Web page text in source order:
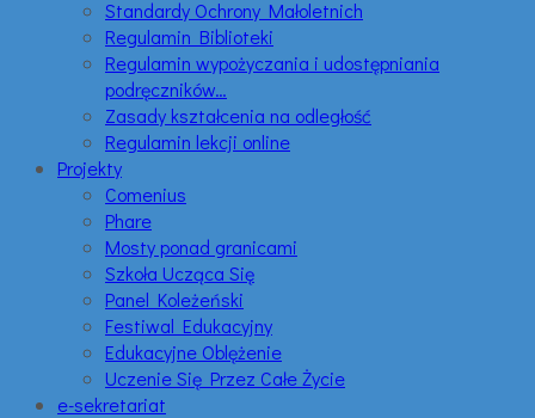
Standardy Ochrony Małoletnich
Regulamin Biblioteki
Regulamin wypożyczania i udostępniania
podręczników…
Zasady kształcenia na odległość
Regulamin lekcji online
Projekty
Comenius
Phare
Mosty ponad granicami
Szkoła Ucząca Się
Panel Koleżeński
Festiwal Edukacyjny
Edukacyjne Oblężenie
Uczenie Się Przez Całe Życie
e-sekretariat